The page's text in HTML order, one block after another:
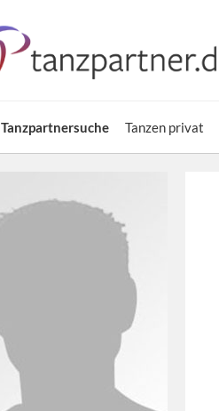
Tanzpartnersuche Tanzen privat